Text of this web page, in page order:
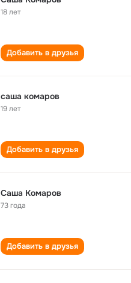
18 лет
Добавить в друзья
саша комаров
19 лет
Добавить в друзья
Саша Комаров
73 года
Добавить в друзья